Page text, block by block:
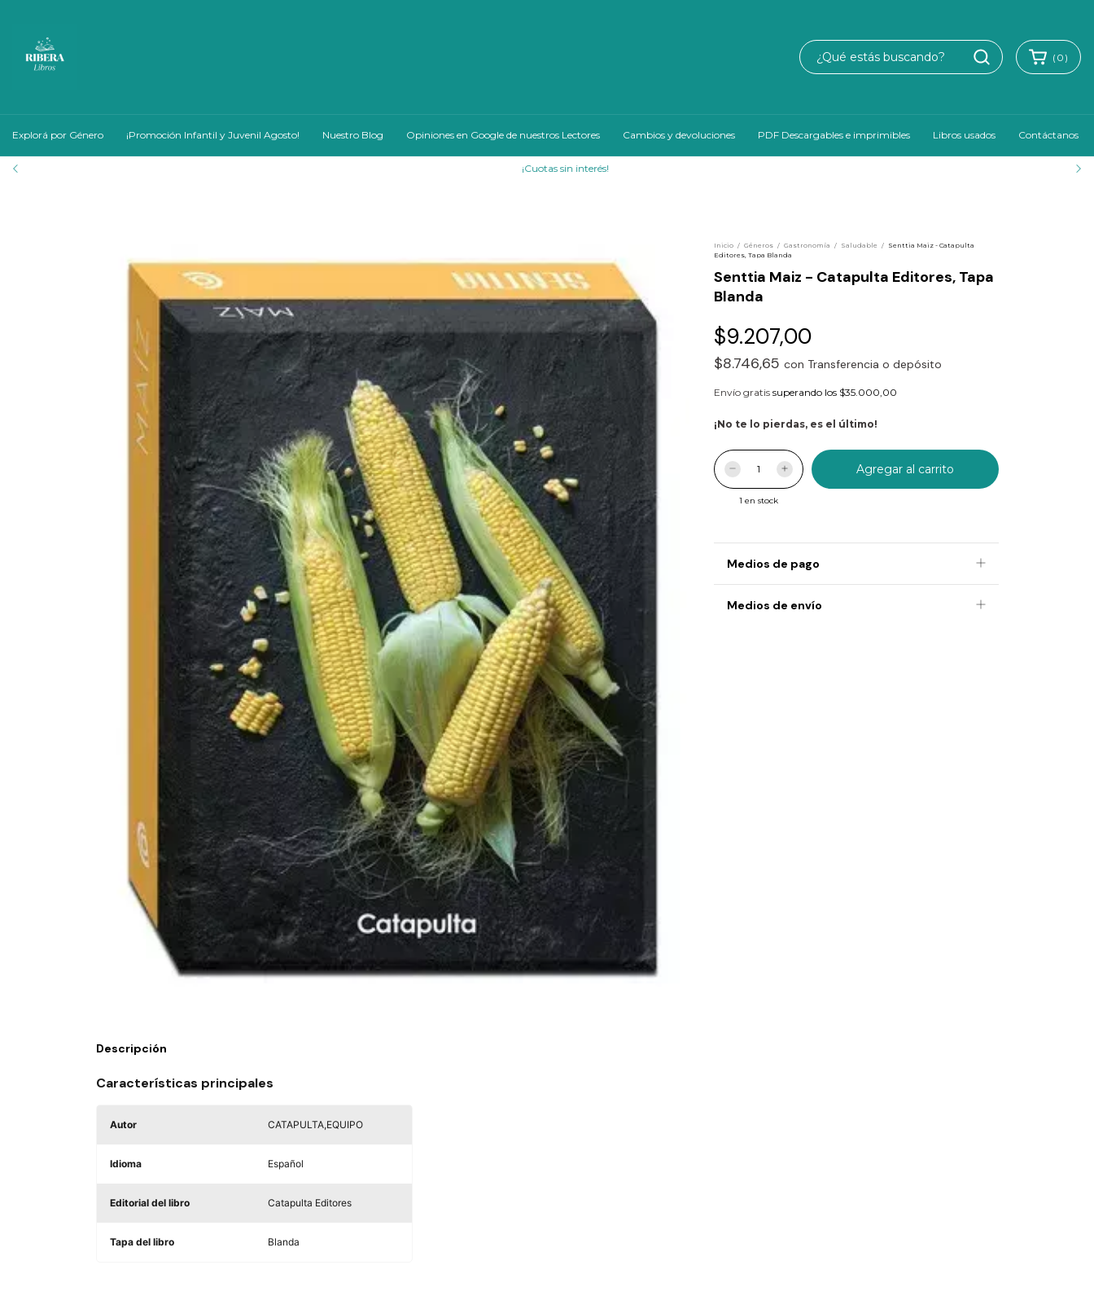
¡Cuotas sin interés!
( 0 )
Explorá por Género ¡Promoción Infantil y Juvenil Agosto! Nuestro Blog Opiniones en Google de nuestros Lectores Cambios y devoluciones PDF Descargables e imprimibles Libros usados Contáctanos
Inicio / Géneros / Gastronomía / Saludable / Senttia Maiz - Catapulta
Editores, Tapa Blanda
Senttia Maiz - Catapulta Editores, Tapa
Blanda
$9.207,00
$8.746,65 con Transferencia o depósito
Envío gratis superando los $35.000,00
¡No te lo pierdas, es el último!
1 en stock
Medios de pago
Medios de envío
Descripción
Características principales
Autor CATAPULTA,EQUIPO
Idioma Español
Editorial del libro Catapulta Editores
Tapa del libro Blanda